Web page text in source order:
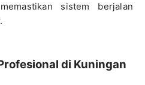
sistem berjalan
di Kuningan